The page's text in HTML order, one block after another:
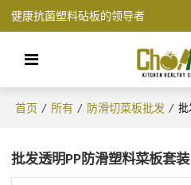
健康抗菌塑料砧板的领导者
首页 / 所有 / 防滑切菜板批发 /
批发透明PP防滑塑料菜板套装